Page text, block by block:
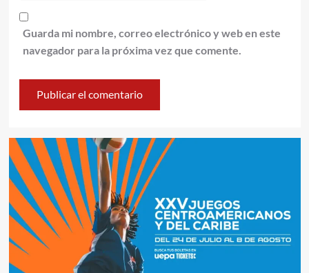
Guarda mi nombre, correo electrónico y web en este
navegador para la próxima vez que comente.